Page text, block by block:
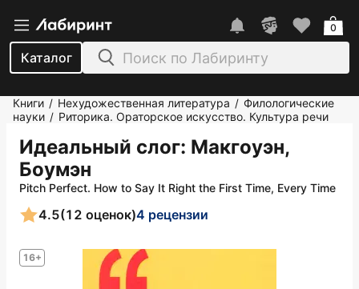
Каталог
0
Книги / Нехудожественная литература / Филологические
науки / Риторика. Ораторское искусство. Культура речи
Идеальный слог: Макгоуэн,
Боумэн
Pitch Perfect. How to Say It Right the First Time, Every Time
16+
4.5(12 оценок)4 рецензии